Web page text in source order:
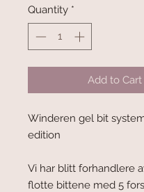
Quantity *
Add to Cart
Winderen gel bit
edition
Vi har blitt forhandlere
flotte bittene med 5